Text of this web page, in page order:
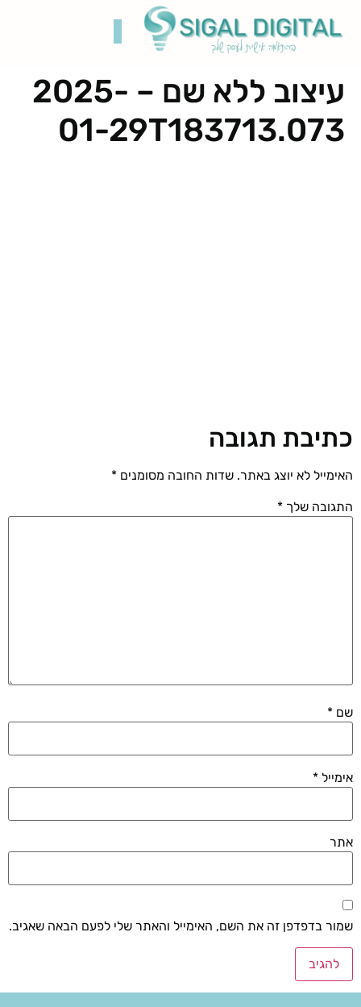
עיצוב ללא שם – 2025-
01-29T183713.073
כתיבת תגובה
האימייל לא יוצג באתר. שדות החובה מסומנים *
התגובה שלך *
שם *
אימייל *
אתר
שמור בדפדפן זה את השם, האימייל והאתר שלי לפעם הבאה שאגיב.